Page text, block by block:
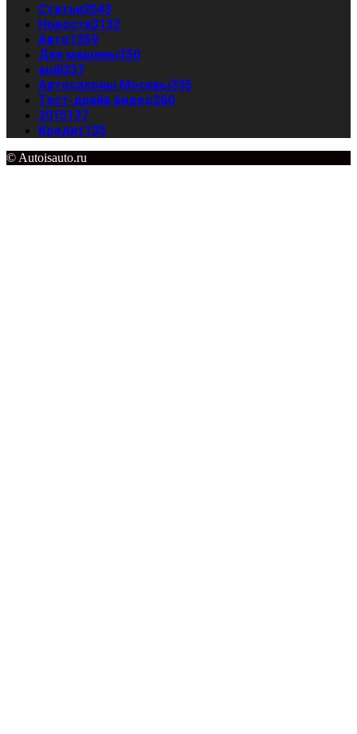
Статьи3543
Новости3132
Авто1359
Для машины350
audi337
Автосалоны Москвы335
Тест-драйв видео260
2015137
Кредит135
© Autoisauto.ru